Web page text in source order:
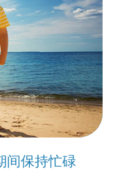
间保持忙碌